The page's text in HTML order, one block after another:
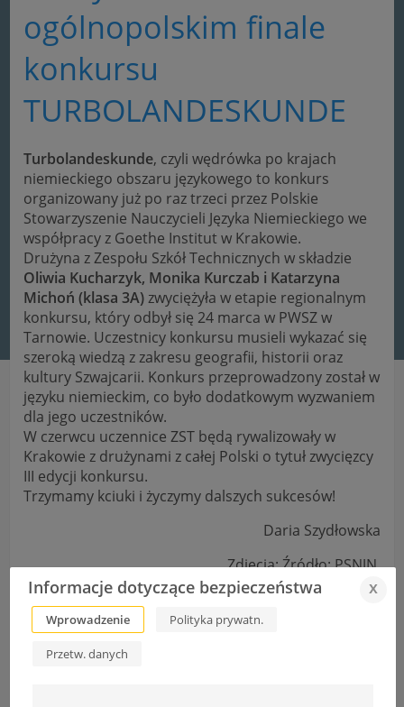
ogólnopolskim finale
konkursu
TURBOLANDESKUNDE
Turbolandeskunde, czyli wędrówka po krajach
niemieckiego obszaru językowego to konkurs
organizowany już po raz trzeci przez Polskie
Stowarzyszenie Nauczycieli Języka Niemieckiego we
współpracy z Goethe Institut w Krakowie.
Drużyna z Zespołu Szkół Technicznych w składzie
Oliwia Kucharzyk, Monika Kurczab i Katarzyna
Michoń (klasa 3A)zwyciężyła w etapie regionalnym
konkursu, który odbył się 24 marca w PWSZ w
Tarnowie. Uczestnicy konkursu musieli wykazać się
szeroką wiedzą z zakresu geografii, historii oraz
kultury Szwajcarii. Konkurs przeprowadzony został w
języku niemieckim, co było dodatkowym wyzwaniem
dla jego uczestników.
W czerwcu uczennice ZST będą rywalizowały w
Krakowie z drużynami z całej Polski o tytuł zwycięzcy
III edycji konkursu.
Trzymamy kciuki i życzymy dalszych sukcesów!
Daria Szydłowska
Zdjęcia: Źródło: PSNJN
Informacje dotyczące bezpieczeństwa x
Wprowadzenie Polityka prywatn.
Przetw. danych